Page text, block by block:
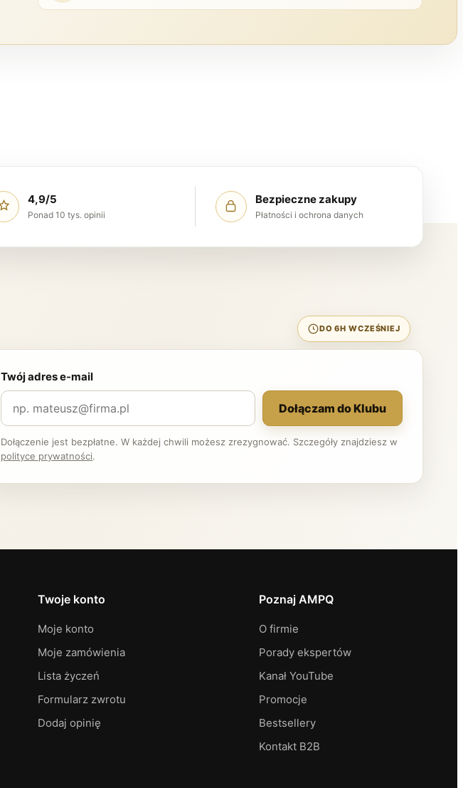
4,9/5
Ponad 10 tys. opinii
Bezpieczne zakupy
Płatności i ochrona danych
DO 6H WCZEŚNIEJ
Twój adres e-mail
Dołączam do Klubu
Dołączenie jest bezpłatne. W każdej chwili możesz zrezygnować. Szczegóły znajdziesz w
polityce prywatności.
Twoje konto
Moje konto
Moje zamówienia
Lista życzeń
Formularz zwrotu
Dodaj opinię
Poznaj AMPQ
O firmie
Porady ekspertów
Kanał YouTube
Promocje
Bestsellery
Kontakt B2B